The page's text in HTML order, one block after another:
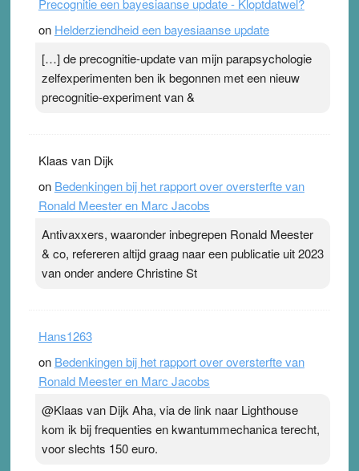
topsporters. Ze hopen ermee hun hartslag te verlagen
terwijl ze meer zuurstof opnemen. Daarop heeft zo’n
ademen’ kan goud waard zijn. Door…Lees meer
Pleisterplakkers in de topspsort ›[...]
Precognitie een bayesiaanse update - Kloptdatwel?
on Helderziendheid een bayesiaanse update
[…] de precognitie-update van mijn parapsychologie
zelfexperimenten ben ik begonnen met een nieuw
precognitie-experiment van &
Klaas van Dijk
on Bedenkingen bij het rapport over oversterfte van
Ronald Meester en Marc Jacobs
Antivaxxers, waaronder inbegrepen Ronald Meester
& co, refereren altijd graag naar een publicatie uit 2023
van onder andere Christine St
Hans1263
on Bedenkingen bij het rapport over oversterfte van
Ronald Meester en Marc Jacobs
@Klaas van Dijk Aha, via de link naar Lighthouse
kom ik bij frequenties en kwantummechanica terecht,
voor slechts 150 euro.